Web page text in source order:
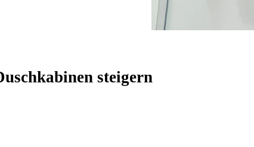
steigern